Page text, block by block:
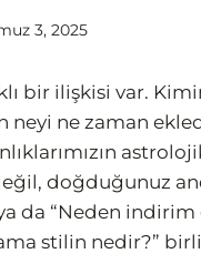
3, 2025
bir ilişkisi var.
ne zaman
doğduğunuz
da “Neden indirim
stilin nedir?”